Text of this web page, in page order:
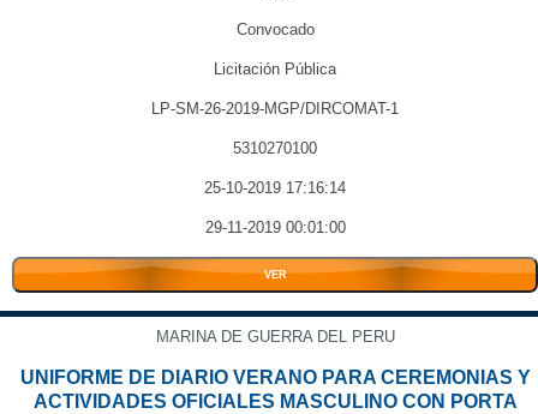
Convocado
Licitación Pública
LP-SM-26-2019-MGP/DIRCOMAT-1
5310270100
25-10-2019 17:16:14
29-11-2019 00:01:00
VER
MARINA DE GUERRA DEL PERU
UNIFORME DE DIARIO VERANO PARA CEREMONIAS Y
ACTIVIDADES OFICIALES MASCULINO CON PORTA